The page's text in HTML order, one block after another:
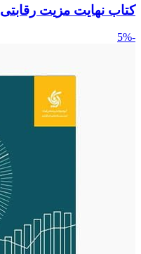
کتاب نهایت مزیت رقابتی
-5%